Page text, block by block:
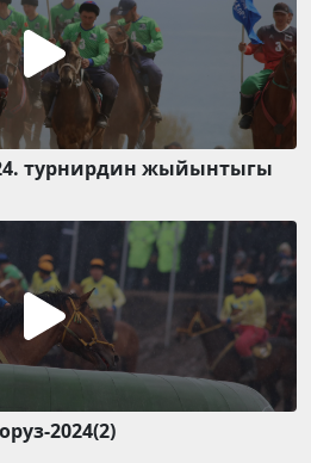
турнирдин жыйынтыгы
2024(2)